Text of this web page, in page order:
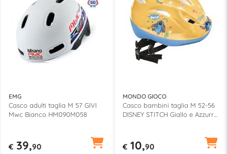
EMG
Casco adulti taglia M 57 GIVI
Mwc Bianco HM090M058
€ 39,90
MONDO GIOCO
Casco bambini taglia M 52-56
DISNEY STITCH Giallo e Azzurro
€ 10,90